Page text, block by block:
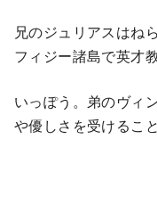
兄のジュリアスはね
フィジー諸島で英才
いっぽう。弟のヴィ
や優しさを受けるこ